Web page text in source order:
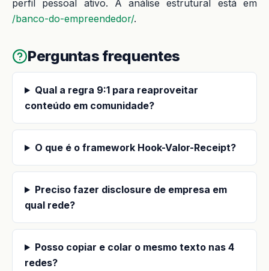
perfil pessoal ativo. A análise estrutural está em
/banco-do-empreendedor/.
Perguntas frequentes
Qual a regra 9:1 para reaproveitar
conteúdo em comunidade?
O que é o framework Hook-Valor-Receipt?
Preciso fazer disclosure de empresa em
qual rede?
Posso copiar e colar o mesmo texto nas 4
redes?